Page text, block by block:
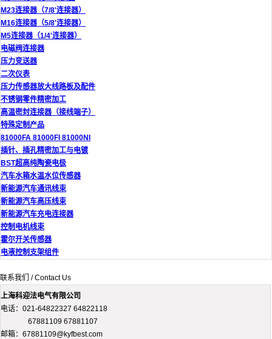
M23连接器（7/8'连接器）
M16连接器（5/8'连接器）
M5连接器（1/4'连接器）
电磁阀连接器
压力变送器
二次仪表
压力传感器放大线路板及配件
不锈钢零件精密加工
高温密封连接器（接线端子）
特殊定制产品
81000FA 81000FI 81000NI
插针、插孔精密加工与电镀
BST超高纯陶瓷电极
汽车水箱水温水位传感器
新能源汽车通讯线束
新能源汽车高压线束
新能源汽车充电连接器
控制电机线束
霍尔开关传感器
电液控制支架组件
联系我们 / Contact Us
上海科迎法电气有限公司
电话：021-64822327 64822118
67881109 67881107
邮箱：67881109@kyfbest.com